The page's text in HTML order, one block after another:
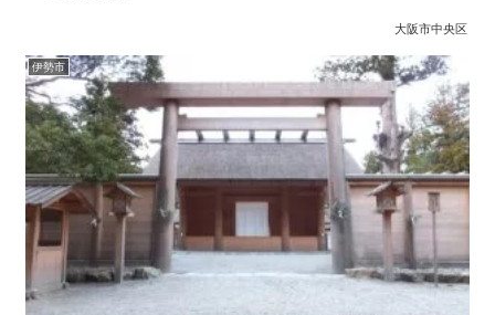
大阪市中央区
伊勢市